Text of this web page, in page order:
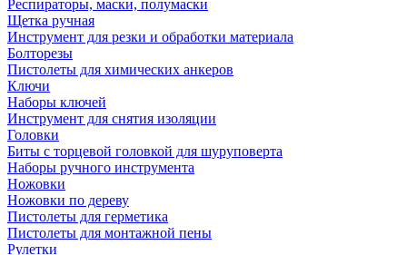
Респираторы, маски, полумаски
Щетка ручная
Инструмент для резки и обработки материала
Болторезы
Пистолеты для химических анкеров
Ключи
Наборы ключей
Инструмент для снятия изоляции
Головки
Биты с торцевой головкой для шуруповерта
Наборы ручного инструмента
Ножовки
Ножовки по дереву
Пистолеты для герметика
Пистолеты для монтажной пены
Рулетки